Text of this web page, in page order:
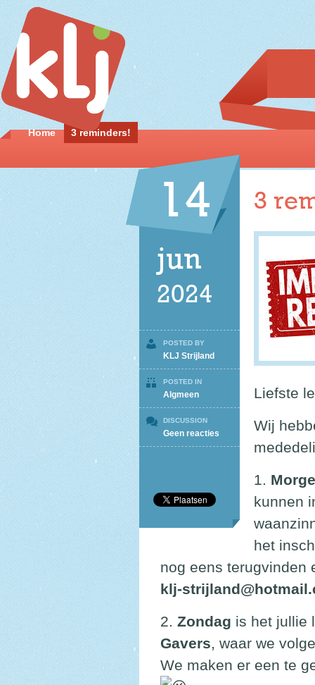
Home 3 reminders!
14
jun
2024
POSTED BY
KLJ Strijland
POSTED IN
Algmeen
DISCUSSION
Geen reacties
3
3
Liefste
Wij
1.
kunnen
het
nog eens terugvinden
klj-
2. Zondag is het jullie
Gavers, waar we
We maken er een te